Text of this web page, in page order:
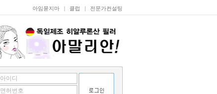
아임묻지마 | 클럽 | 전문가컨설팅